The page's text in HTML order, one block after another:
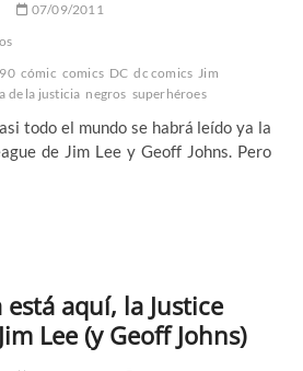
07/09/2011
cómic comics DC dc comics Jim
de la justicia negros superhéroes
todo el mundo se habrá leído ya la
de Jim Lee y Geoff Johns. Pero
está aquí, la Justice
Lee (y Geoff Johns)